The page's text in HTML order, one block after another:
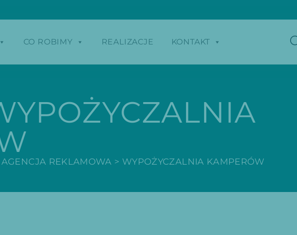
CO ROBIMY REALIZACJE KONTAKT
REKLAMOWA > WYPOŻYCZALNIA KAMPERÓW